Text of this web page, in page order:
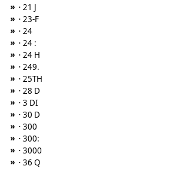
» · 21 J
» · 23-F
» · 24
» · 24 :
» · 24 H
» · 249.
» · 25TH
» · 28 D
» · 3 DI
» · 30 D
» · 300
» · 300:
» · 3000
» · 36 Q